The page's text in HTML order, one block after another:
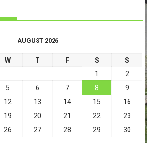
AUGUST 2026
W T F S
S
1
2
5 6 7 8
9
12 13 14 15
16
19 20 21 22
23
26 27 28 29
30